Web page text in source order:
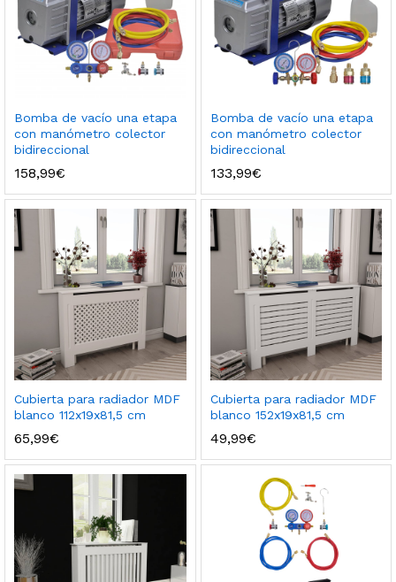
Bomba de vacío una etapa
con manómetro colector
bidireccional
158,99€
Bomba de vacío una etapa
con manómetro colector
bidireccional
133,99€
Cubierta para radiador MDF
blanco 112x19x81,5 cm
65,99€
Cubierta para radiador MDF
blanco 152x19x81,5 cm
49,99€